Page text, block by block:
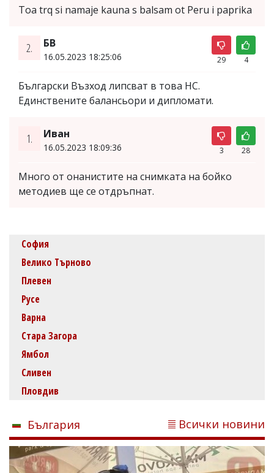
Toa trq si namaje kauna s balsam ot Peru i paprika
2. БВ
16.05.2023 18:25:06 29 4
Български Възход липсват в това НС.
Единствените балансьори и дипломати.
1. Иван
16.05.2023 18:09:36 3 28
Много от онанистите на снимката на бойко
методиев ще се отдръпнат.
София
Велико Търново
Плевен
Русе
Варна
Стара Загора
Ямбол
Сливен
Пловдив
България Всички новини